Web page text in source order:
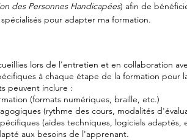
des Personnes Handicapées) afin de
pour adapter ma formation.
lors de l'entretien et en collaboration
à chaque étape de la formation pour
peuvent inclure :
(formats numériques, braille, etc.)
(rythme des cours, modalités
(aides techniques, logiciels adaptés,
aux besoins de l'apprenant.